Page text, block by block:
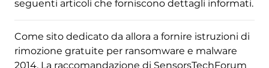
seguenti articoli che forniscono dettagli informati.
Come sito dedicato da allora a fornire istruzioni di
rimozione gratuite per ransomware e malware
2014, La raccomandazione di SensorsTechForum